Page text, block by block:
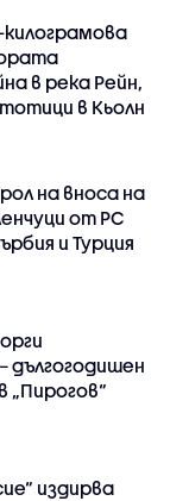
в река Рейн,
в Кьолн
на вноса на
от РС
и Турция
дългогодишен
„Пирогов“
издирва